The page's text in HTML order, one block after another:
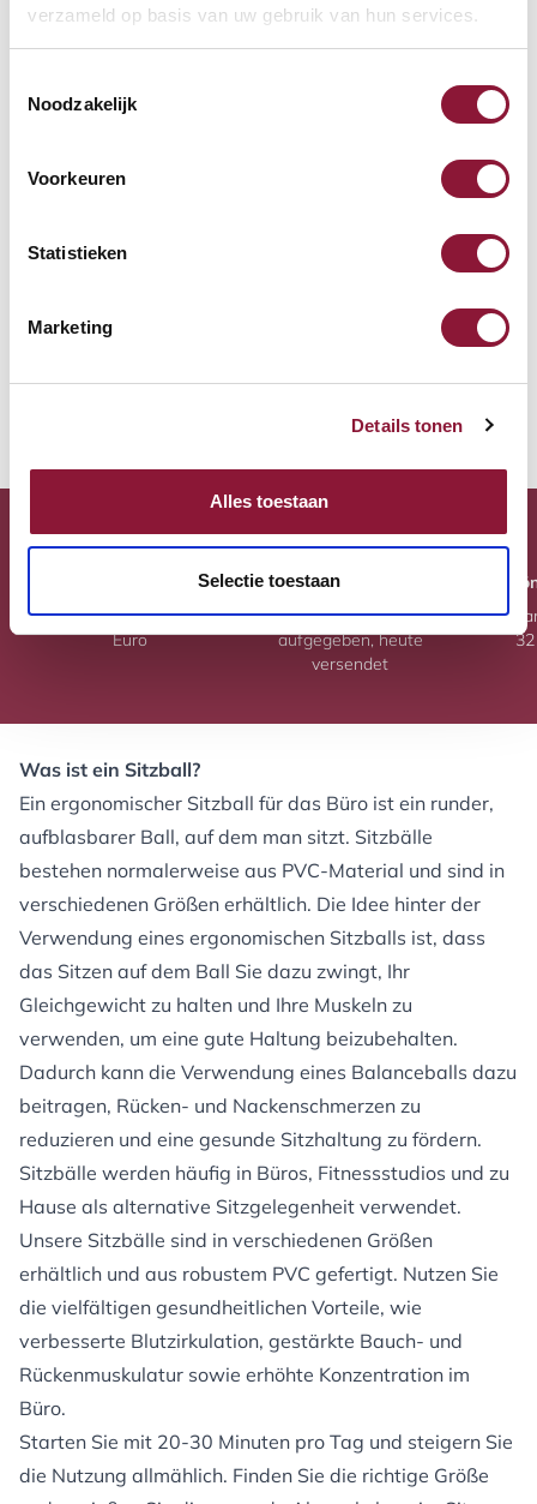
verzameld op basis van uw gebruik van hun services.
Noodzakelijk
Voorkeuren
Statistieken
Marketing
Details tonen
Alles toestaan
Selectie toestaan
Auf Lager, heute versandt
Vergleichen
Verringert die Muskelanspannung
Auf Lager, heute versandt
Kostenlose Lieferung
Kostenlose Lieferung ab 60
Euro
Versand heute
Bestellung vor 15:00 Uhr
aufgegeben, heute
versendet
Was ist ein Sitzball?
Ein ergonomischer Sitzball für das Büro ist ein runder,
aufblasbarer Ball, auf dem man sitzt. Sitzbälle
bestehen normalerweise aus PVC-Material und sind in
verschiedenen Größen erhältlich. Die Idee hinter der
Verwendung eines ergonomischen Sitzballs ist, dass
das Sitzen auf dem Ball Sie dazu zwingt, Ihr
Gleichgewicht zu halten und Ihre Muskeln zu
verwenden, um eine gute Haltung beizubehalten.
Dadurch kann die Verwendung eines Balanceballs dazu
beitragen, Rücken- und Nackenschmerzen zu
reduzieren und eine gesunde Sitzhaltung zu fördern.
Sitzbälle werden häufig in Büros, Fitnessstudios und zu
Hause als alternative Sitzgelegenheit verwendet.
Unsere Sitzbälle sind in verschiedenen Größen
erhältlich und aus robustem PVC gefertigt. Nutzen Sie
die vielfältigen gesundheitlichen Vorteile, wie
verbesserte Blutzirkulation, gestärkte Bauch- und
Rückenmuskulatur sowie erhöhte Konzentration im
Büro.
Starten Sie mit 20-30 Minuten pro Tag und steigern Sie
die Nutzung allmählich. Finden Sie die richtige Größe